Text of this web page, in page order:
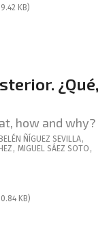
KB)
¿Qué,
how and why?
BELÉN ÑÍGUEZ SEVILLA,
, MIGUEL SÁEZ SOTO ,
KB)